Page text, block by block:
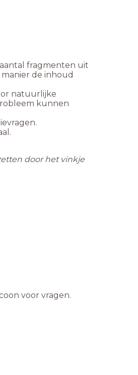
aantal fragmenten uit
de inhoud
natuurlijke
kunnen
door het vinkje
voor vragen.